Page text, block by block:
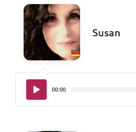
Susan
Audio-
Player
00:00